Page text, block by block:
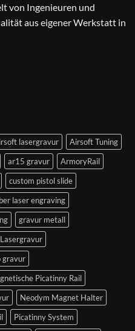
von Ingenieuren und
aus eigener Werkstatt in
lasergravur
Airsoft Tuning
ar15 gravur
ArmoryRail
custom pistol slide
laser engraving
gravur metall
Lasergravur
gravur
Picatinny Rail
Neodym Magnet Halter
Picatinny System